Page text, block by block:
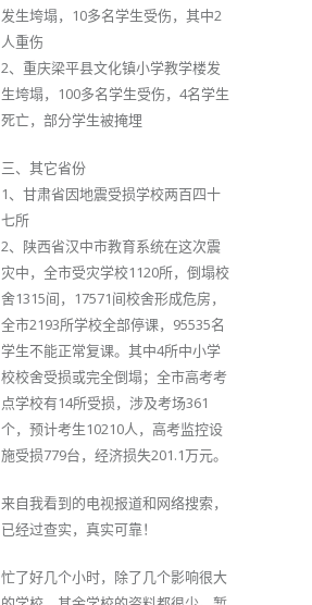
发生垮塌，10多名学生受伤，其中2
人重伤
2、重庆梁平县文化镇小学教学楼发
生垮塌，100多名学生受伤，4名学生
死亡，部分学生被掩埋
三、其它省份
1、甘肃省因地震受损学校两百四十
七所
2、陕西省汉中市教育系统在这次震
灾中，全市受灾学校1120所，倒塌校
舍1315间，17571间校舍形成危房，
全市2193所学校全部停课，95535名
学生不能正常复课。其中4所中小学
校校舍受损或完全倒塌；全市高考考
点学校有14所受损，涉及考场361
个，预计考生10210人，高考监控设
施受损779台，经济损失201.1万元。
来自我看到的电视报道和网络搜索，
已经过查实，真实可靠！
忙了好几个小时，除了几个影响很大